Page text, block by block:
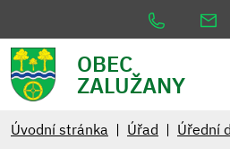
OBEC
ZALUŽANY
Úvodní stránka Úřad Úřední